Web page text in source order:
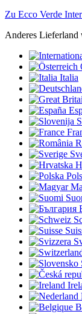
Zu Ecco Verde
Anderes Lieferland
Italia